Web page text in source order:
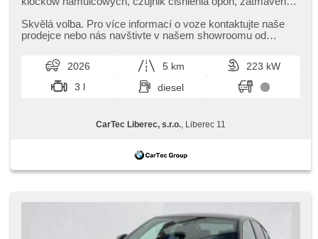
bezklíčové odemykání, bezklíčové startování, odvětrávaná
sedadla, podgrzewane fotele, asystent martwego pola, LED
Skvělá volba. Pro více informací o voze kontaktujte naše
prodejce nebo nás navštivte v našem showroomu od
2026 5 km
223 kW
3 l
diesel
CarTec Liberec, s.r.o. , Liberec 11